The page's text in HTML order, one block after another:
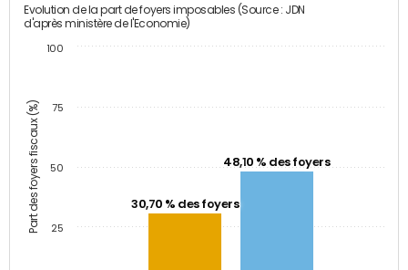
Part des foyers fiscaux (%)
Evolution de la part de foyers imposables (Source : JDN
d'après ministère de l'Economie)
30,70 % des foyers
48,10 % des foyers
25
50
75
100